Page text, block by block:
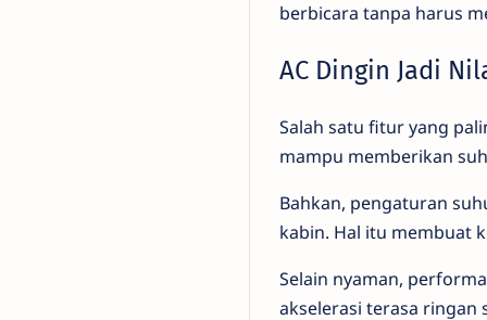
berbicara tanpa harus
AC Dingin Jadi
Salah satu fitur yang
mampu memberikan
Bahkan, pengaturan
kabin. Hal itu membuat
Selain nyaman,
akselerasi terasa ringan